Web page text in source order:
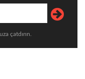
çatdırın.